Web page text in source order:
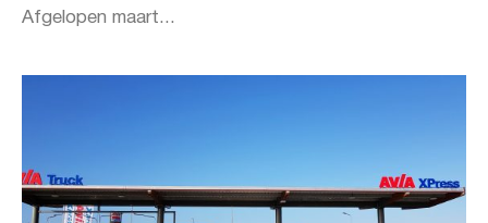
Afgelopen maart...